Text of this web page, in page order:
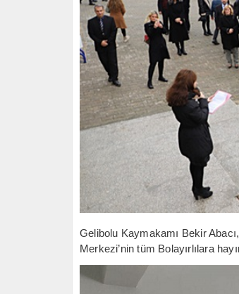
Gelibolu Kaymakamı Bekir
Merkezi’nin tüm Bolayırlılara